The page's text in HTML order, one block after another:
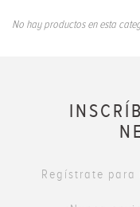
No hay productos en esta
Regístrate